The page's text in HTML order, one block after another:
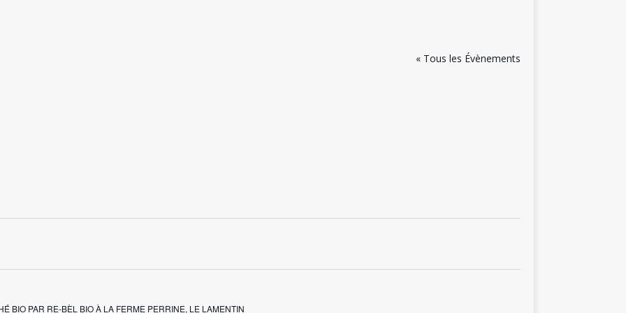
« Tous les Évènements
BIO PAR RE-BÈL BIO À LA FERME PERRINE, LE LAMENTIN